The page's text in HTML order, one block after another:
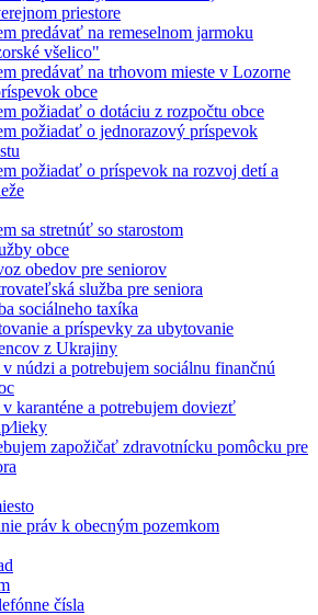
priestore
predávať na remeselnom jarmoku
všelico"
predávať na trhovom mieste v Lozorne
obce
požiadať o dotáciu z rozpočtu obce
požiadať o jednorazový príspevok
požiadať o príspevok na rozvoj detí a
sa stretnúť so starostom
obce
obedov pre seniorov
služba pre seniora
sociálneho taxíka
a príspevky za ubytovanie
z Ukrajiny
v núdzi a potrebujem sociálnu finančnú
v karanténe a potrebujem doviezť
zapožičať zdravotnícku pomôcku pre
práv k obecným pozemkom
čísla